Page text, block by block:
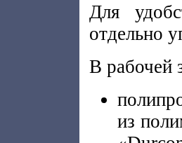
Для
отдельно
В рабочей
из